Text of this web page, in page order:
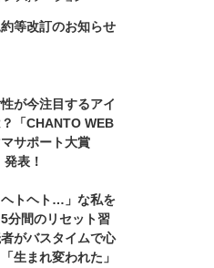
等改訂のお知らせ
が今注目するアイ
「CHANTO WEB
サポート大賞
表！
ヘトヘト…」な私を
分間のリセット習
がバスタイムで心
生まれ変われた」